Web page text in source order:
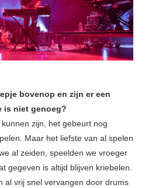
bovenop en zijn er een
is niet genoeg?
zijn, het gebeurt nog
Maar het liefste van al spelen
al zeiden, speelden we vroeger
gegeven is altijd blijven kriebelen.
al vrij snel vervangen door drums